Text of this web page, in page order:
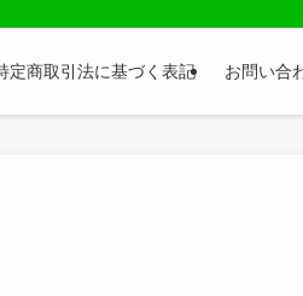
定商取引法に基づく表記 お問い合